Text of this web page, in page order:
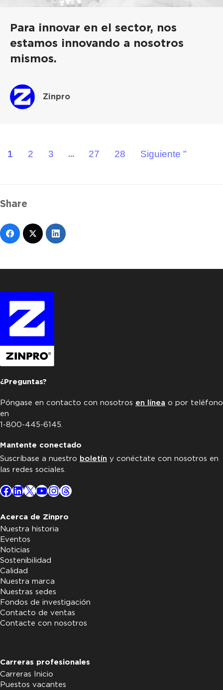
Para innovar en el sector, nos
estamos innovando a nosotros
mismos.
Zinpro
1 2 3 ... 27 28 Siguiente "
Share
¿Preguntas?
Póngase en contacto con nosotros en línea o por teléfono
en
1-800-445-6145.
Mantente conectado
Suscríbase a nuestro boletín y conéctate con nosotros en
las redes sociales.
Facebook
LinkedIn
X YouTube
Instagram
Threads
Acerca de Zinpro
Nuestra historia
Eventos
Noticias
Sostenibilidad
Calidad
Nuestra marca
Nuestras sedes
Fondos de investigación
Contacto de ventas
Contacte con nosotros
Carreras profesionales
Carreras Inicio
Puestos vacantes